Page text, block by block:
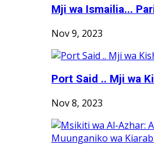
Mji wa Ismailia...
Nov 9, 2023
Port Said .. Mji wa
Nov 8, 2023